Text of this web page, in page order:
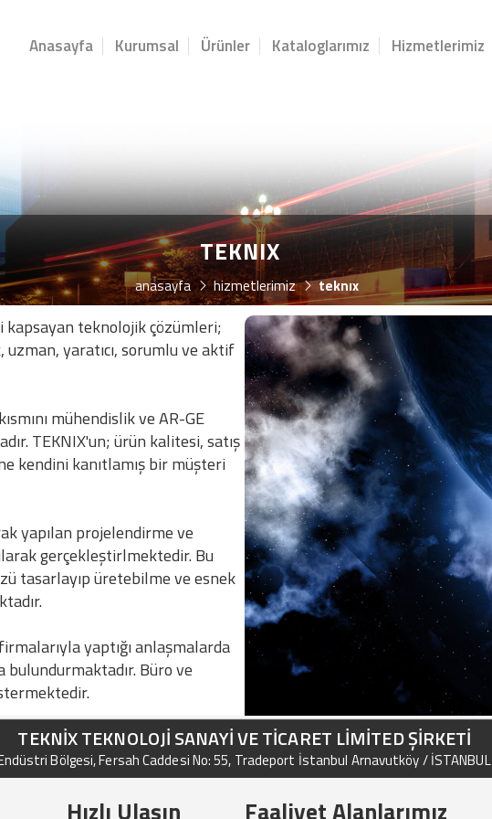
Anasayfa Kurumsal Ürünler Kataloglarımız Hizmetlerimiz
TEKNIX
anasayfa hizmetlerimiz teknix
teknolojik çözümleri;
uzman, yaratıcı, sorumlu ve aktif
mühendislik ve AR-GE
TEKNIX'un; ürün kalitesi, satış
kendini kanıtlamış bir müşteri
yapılan projelendirme ve
gerçekleştirlmektedir. Bu
tasarlayıp üretebilme ve esnek
yaptığı anlaşmalarda
Büro ve
TEKNİX TEKNOLOJİ SANAYİ VE TİCARET LİMİTED ŞİRKETİ
Bölgesi, Fersah Caddesi No: 55, Tradeport İstanbul Arnavutköy / İSTANBUL
Hızlı Ulaşın Faaliyet Alanlarımız